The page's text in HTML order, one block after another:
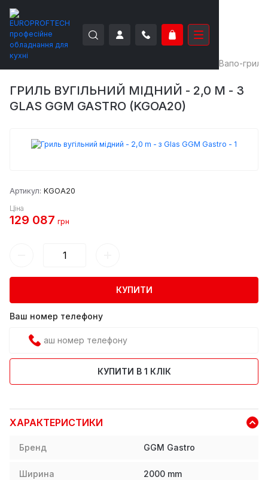
EUROPROFTECH Вапо-грилі
ГРИЛЬ ВУГІЛЬНИЙ МІДНИЙ - 2,0 M - З
GLAS GGM GASTRO (KGOA20)
Артикул: KGOA20
Ціна
129 087 грн
КУПИТИ
Ваш номер телефону
КУПИТИ В 1 КЛІК
ХАРАКТЕРИСТИКИ
Бренд GGM Gastro
Ширина 2000 mm